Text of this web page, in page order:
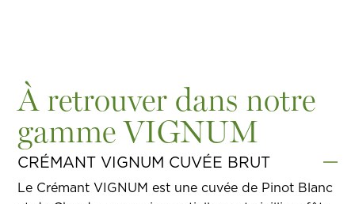
À retrouver dans notre
gamme VIGNUM
CRÉMANT VIGNUM CUVÉE BRUT
Le Crémant VIGNUM est une cuvée de Pinot Blanc